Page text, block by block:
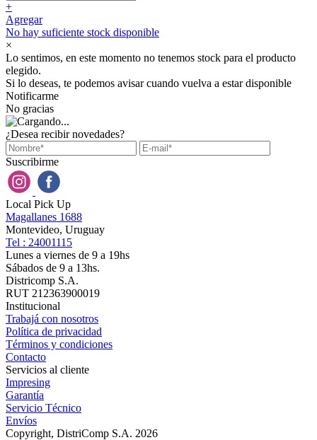
+
Agregar
No hay suficiente stock disponible
×
Lo sentimos, en este momento no tenemos stock para el producto
elegido.
Si lo deseas, te podemos avisar cuando vuelva a estar disponible
Notificarme
No gracias
¿Desea recibir novedades?
Suscribirme
Local Pick Up
Magallanes 1688
Montevideo, Uruguay
Tel : 24001115
Lunes a viernes de 9 a 19hs
Sábados de 9 a 13hs.
Districomp S.A.
RUT 212363900019
Institucional
Trabajá con nosotros
Política de privacidad
Términos y condiciones
Contacto
Servicios al cliente
Impresing
Garantía
Servicio Técnico
Envíos
Copyright, DistriComp S.A. 2026